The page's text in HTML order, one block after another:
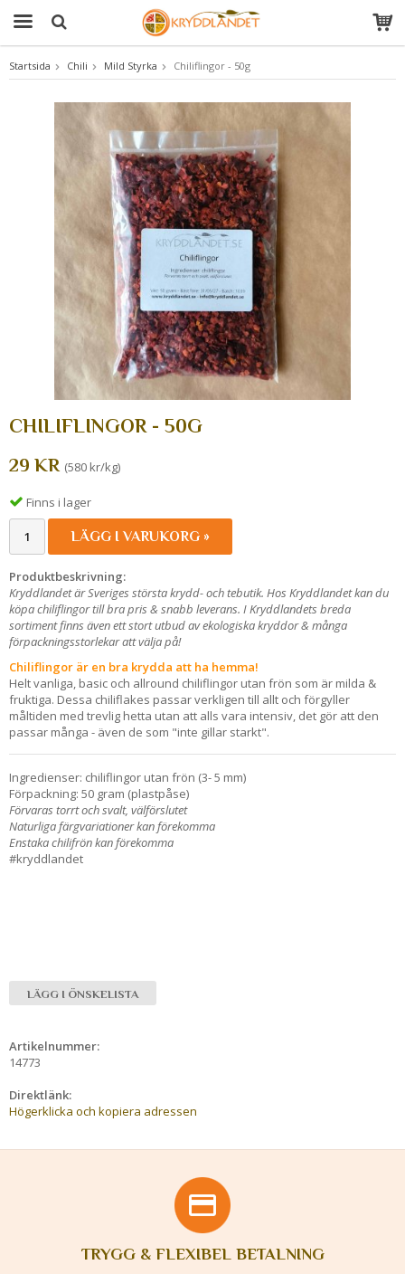
Produkten har blivit tillagd i varukorgen
Startsida Chili Mild Styrka Chiliflingor - 50g
CHILIFLINGOR - 50G
29 KR (580 kr/kg)
Finns i lager
LÄGG I VARUKORG »
Produktbeskrivning:
Kryddlandet är Sveriges största krydd- och tebutik. Hos Kryddlandet kan du
köpa chiliflingor till bra pris & snabb leverans. I Kryddlandets breda
sortiment finns även ett stort utbud av ekologiska kryddor & många
förpackningsstorlekar att välja på!
Chiliflingor är en bra krydda att ha hemma!
Helt vanliga, basic och allround chiliflingor utan frön som är milda &
fruktiga. Dessa chiliflakes passar verkligen till allt och förgyller
måltiden med trevlig hetta utan att alls vara intensiv, det gör att den
passar många - även de som "inte gillar starkt".
Ingredienser: chiliflingor utan frön (3- 5 mm)
Förpackning: 50 gram (plastpåse)
Förvaras torrt och svalt, välförslutet
Naturliga färgvariationer kan förekomma
Enstaka chilifrön kan förekomma
#kryddlandet
LÄGG I ÖNSKELISTA
Artikelnummer:
14773
Direktlänk:
Högerklicka och kopiera adressen
TRYGG & FLEXIBEL BETALNING